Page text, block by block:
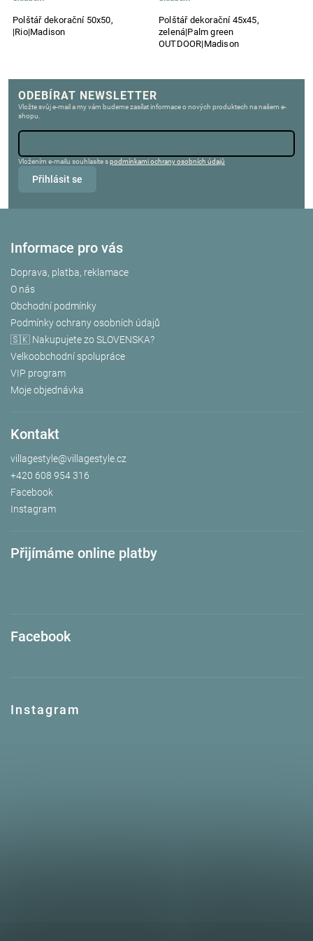
Polštář dekorační 50x50,
|Rio|Madison
Polštář dekorační 45x45,
zelená|Palm green
OUTDOOR|Madison
ODEBÍRAT NEWSLETTER
Vložte svůj e-mail a my vám budeme zasílat informace o nových produktech na našem e-
shopu.
Vložením e-mailu souhlasíte spodmínkami ochrany osobních údajů
Přihlásit se
Informace pro vás
Doprava, platba, reklamace
O nás
Obchodní podmínky
Podmínky ochrany osobních údajů
🇸🇰 Nakupujete zo SLOVENSKA?
Velkoobchodní spolupráce
VIP program
Moje objednávka
Kontakt
villagestyle@villagestyle.cz
+420 608 954 316
Facebook
Instagram
Přijímáme online platby
Facebook
Instagram